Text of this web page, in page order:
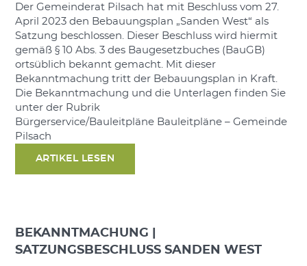
Der Gemeinderat Pilsach hat mit Beschluss vom 27.
April 2023 den Bebauungsplan „Sanden West“ als
Satzung beschlossen. Dieser Beschluss wird hiermit
gemäß § 10 Abs. 3 des Baugesetzbuches (BauGB)
ortsüblich bekannt gemacht. Mit dieser
Bekanntmachung tritt der Bebauungsplan in Kraft.
Die Bekanntmachung und die Unterlagen finden Sie
unter der Rubrik
Bürgerservice/Bauleitpläne Bauleitpläne – Gemeinde
Pilsach
ARTIKEL LESEN
BEKANNTMACHUNG |
SATZUNGSBESCHLUSS SANDEN WEST